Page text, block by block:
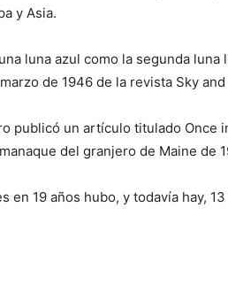
y Asia.
luna azul como la segunda
de 1946 de la revista Sky
publicó un artículo titulado Once
del granjero de Maine de
en 19 años hubo, y todavía hay,